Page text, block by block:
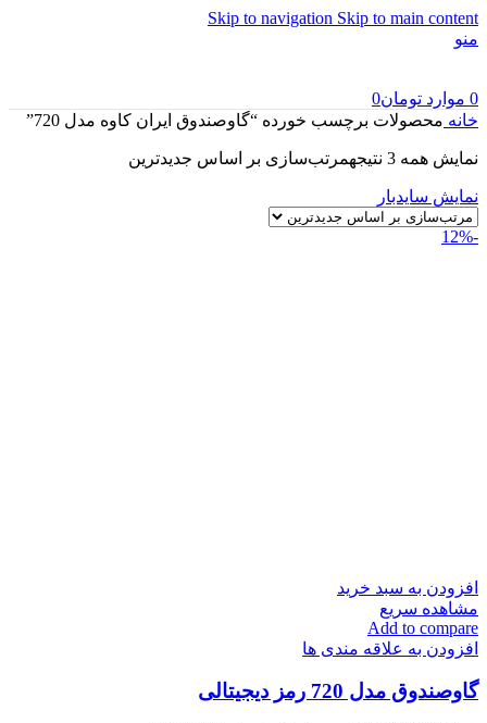
Skip to navigation Skip to main content
منو
0 موارد تومان0
خانه محصولات برچسب خورده “گاوصندوق ایران کاوه مدل 720”
نمایش همه 3 نتیجه مرتب‌سازی بر اساس جدیدترین
نمایش سایدبار
-12%
افزودن به سبد خرید
مشاهده سریع
Add to compare
افزودن به علاقه مندی ها
گاوصندوق مدل 720 رمز دیجیتالی